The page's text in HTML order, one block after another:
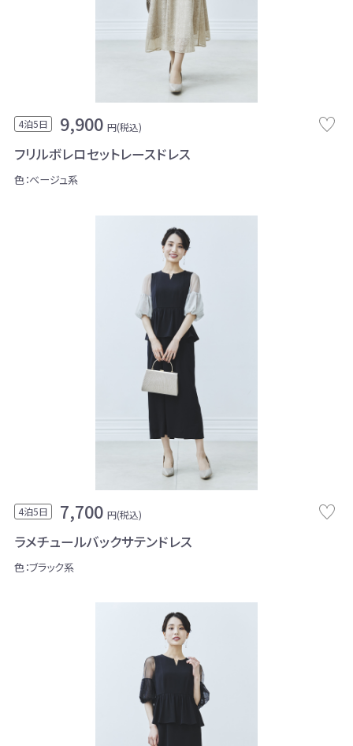
4泊5日 9,900 円(税込)
フリルボレロセットレースドレス
色：ベージュ系
4泊5日 7,700 円(税込)
ラメチュールバックサテンドレス
色：ブラック系